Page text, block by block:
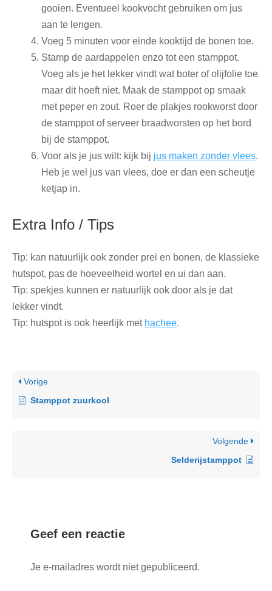
gooien. Eventueel kookvocht gebruiken om jus
aan te lengen.
Voeg 5 minuten voor einde kooktijd de bonen toe.
Stamp de aardappelen enzo tot een stamppot.
Voeg als je het lekker vindt wat boter of olijfolie toe
maar dit hoeft niet. Maak de stamppot op smaak
met peper en zout. Roer de plakjes rookworst door
de stamppot of serveer braadworsten op het bord
bij de stamppot.
Voor als je jus wilt: kijk bij jus maken zonder vlees.
Heb je wel jus van vlees, doe er dan een scheutje
ketjap in.
Extra Info / Tips
Tip: kan natuurlijk ook zonder prei en bonen, de klassieke
hutspot, pas de hoeveelheid wortel en ui dan aan.
Tip: spekjes kunnen er natuurlijk ook door als je dat
lekker vindt.
Tip: hutspot is ook heerlijk met hachee.
Vorige
Stamppot zuurkool
Volgende
Selderijstamppot
Geef een reactie
Je e-mailadres wordt niet gepubliceerd.